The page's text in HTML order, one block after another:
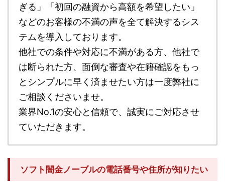
ぎる」「初回の融資から高額を希望したい」
などのお客様の不満の声を全て解決するシス
テムを導入しております。
他社での条件や対応に不満がある方、他社で
は断られた方、面倒な審査や在籍確認をもっ
とシンプルに早く済ませたい方は一度弊社に
ご相談くださいませ。
業界No.1の安心と信頼で、誠実にご対応させ
ていただきます。
ソフト闇金ノーブルの電話番号や住所が知りたい